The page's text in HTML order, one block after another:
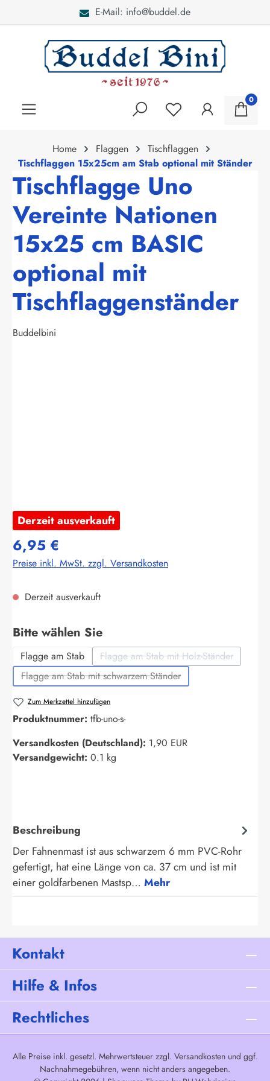
E-Mail: info@buddel.de
0
Home Flaggen
Tischflaggen
Tischflaggen 15x25cm am Stab optional mit Ständer
Tischflagge Uno
Vereinte Nationen
15x25 cm BASIC
optional mit
Tischflaggenständer
Buddelbini
Derzeit ausverkauft
6,95 €
Preise inkl. MwSt. zzgl. Versandkosten
Derzeit ausverkauft
Bitte wählen Sieauswählen
Flagge am Stab Flagge am Stab mit Holz-Ständer
(Diese Option ist zurzeit
Flagge am Stab mit schwarzem Ständer
(Diese Option ist zurzeit nicht verfügbar.)
Zum Merkzettel hinzufügen
Produktnummer: tfb-uno-s-
Versandkosten (Deutschland): 1,90 EUR
Versandgewicht: 0.1 kg
Beschreibung
Der Fahnenmast ist aus schwarzem 6 mm PVC-Rohr
gefertigt, hat eine Länge von ca. 37 cm und ist mit
einer goldfarbenen Mastsp… Mehr
Kontakt
Hilfe & Infos
Rechtliches
Alle Preise inkl. gesetzl. Mehrwertsteuer zzgl. Versandkostenund ggf.
Nachnahmegebühren, wenn nicht anders angegeben.